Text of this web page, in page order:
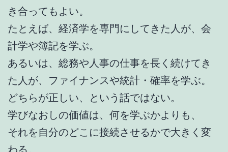
き合ってもよい。
たとえば、経済学を専門にしてきた人が、会
計学や簿記を学ぶ。
あるいは、総務や人事の仕事を長く続けてき
た人が、ファイナンスや統計・確率を学ぶ。
どちらが正しい、という話ではない。
学びなおしの価値は、何を学ぶかよりも、
それを自分のどこに接続させるかで大きく変
わる。